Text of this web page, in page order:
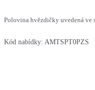
Polovina hvězdičky uvedená ve
Kód nabídky: AMTSPT0PZS